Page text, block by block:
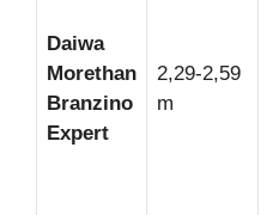
Daiwa
Morethan
Branzino
Expert
2,29‑2,59
m